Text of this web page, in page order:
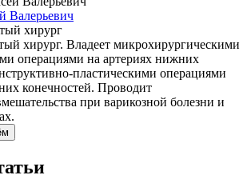
Валерьевич
хирург
хирург. Владеет микрохирургическими
операциями на артериях нижних
пластическими операциями
конечностей. Проводит
при варикозной болезни и